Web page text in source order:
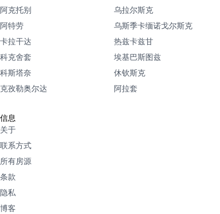
阿克托别
阿特劳
卡拉干达
科克舍套
科斯塔奈
克孜勒奥尔达
乌拉尔斯克
乌斯季卡缅诺戈尔斯克
热兹卡兹甘
埃基巴斯图兹
休钦斯克
阿拉套
信息
关于
联系方式
所有房源
条款
隐私
博客